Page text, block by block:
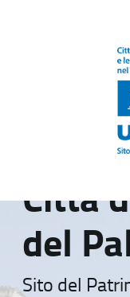
Città
del
Sito del